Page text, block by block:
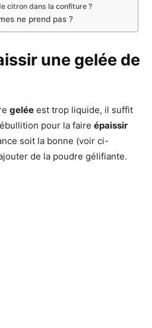
citron dans la confiture ?
ne prend pas ?
une gelée de
gelée est trop liquide, il suffit
pour la faire épaissir
soit la bonne (voir ci-
de la poudre gélifiante.